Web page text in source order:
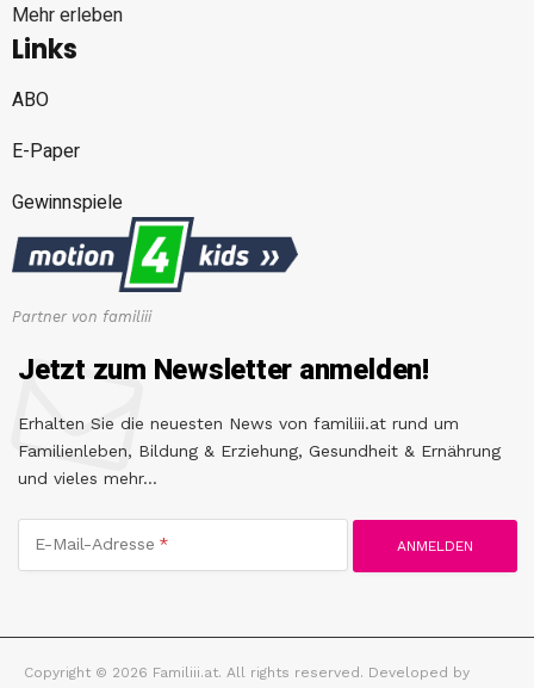
Mehr erleben
Links
ABO
E-Paper
Gewinnspiele
Partner von familiii
Jetzt zum Newsletter anmelden!
Erhalten Sie die neuesten News von familiii.at rund um
Familienleben, Bildung & Erziehung, Gesundheit & Ernährung
und vieles mehr...
E-Mail-Adresse
Copyright © 2026 Familiii.at. All rights reserved. Developed by